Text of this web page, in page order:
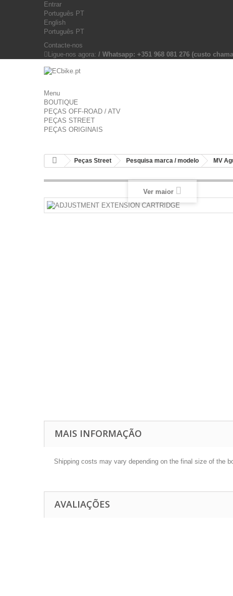
Entrar
Português PT
English
Português PT
Contacte-nos
Ligue-nos agora: / Whatsapp: +351 968 081 276 (custo
Menu
BOUTIQUE
PEÇAS OFF-ROAD / ATV
PEÇAS STREET
PEÇAS ORIGINAIS
Peças Street Pesquisa marca / modelo MV
Ver maior
MAIS INFORMAÇÃO
Shipping costs may vary depending on the final size of the
AVALIAÇÕES